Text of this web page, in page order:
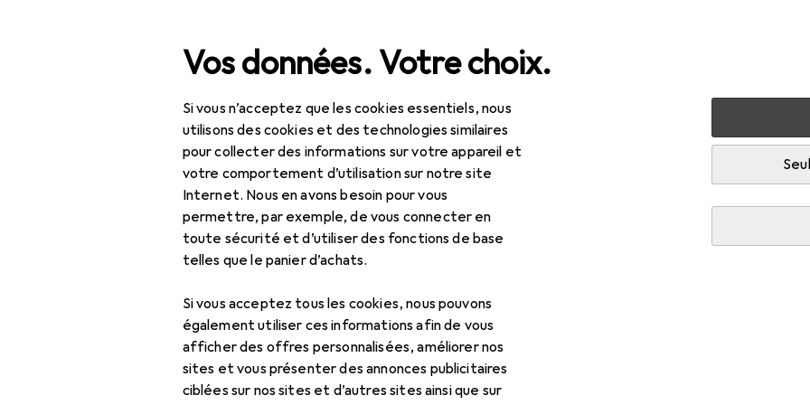
Vos données. Votre choix.
Si vous n’acceptez que les cookies essentiels, nous
utilisons des cookies et des technologies similaires
pour collecter des informations sur votre appareil et
votre comportement d’utilisation sur notre site
Internet. Nous en avons besoin pour vous
permettre, par exemple, de vous connecter en
toute sécurité et d’utiliser des fonctions de base
telles que le panier d’achats.
Si vous acceptez tous les cookies, nous pouvons
également utiliser ces informations afin de vous
afficher des offres personnalisées, améliorer nos
sites et vous présenter des annonces publicitaires
ciblées sur nos sites et d’autres sites ainsi que sur
Recherche
Tout l'assortiment Bricolage + jardin Construire + rénover
EUR
27,90
Rouleau Coatstar 12 cm
6 cm
Accessoires pour Rouleau Coatstar 12 cm
Ici, vous trouverez des accessoires compatibles avec le produit Rouleau Coatstar 12 cm
Accessoires de peinture.